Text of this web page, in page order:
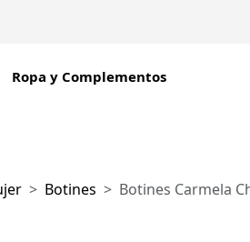
Ropa y Complementos
Botines Botines Carmela